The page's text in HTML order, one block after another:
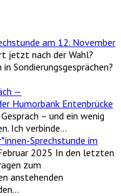
am 12. November
jetzt nach der Wahl?
Sondierungsgesprächen?
—
Humorbank Entenbrücke
– und ein wenig
Ich verbinde…
Sprechstunde im
2025 In den letzten
zum
anstehenden